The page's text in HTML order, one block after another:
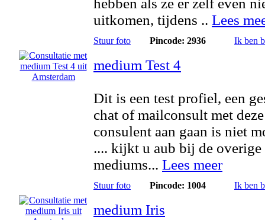
hebben als ze er zelf even
uitkomen, tijdens .. Lees
Stuur foto Pincode: 2936 Ik ben
medium Test 4
Dit is een test profiel, een
chat of mailconsult met deze
consulent aan gaan is niet
.... kijkt u aub bij de overige
mediums... Lees meer
Stuur foto Pincode: 1004 Ik ben
medium Iris